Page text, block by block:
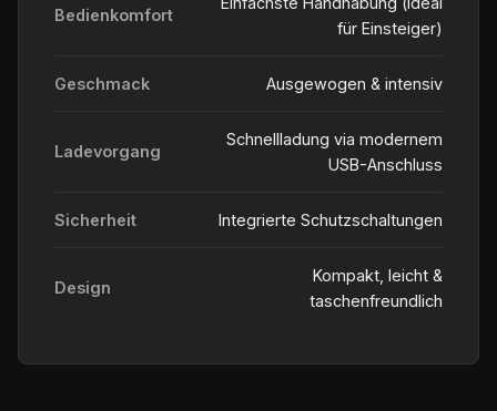
Bedienkomfort
für Einsteiger)
Geschmack Ausgewogen & intensiv
Ladevorgang
Schnellladung via modernem
USB-Anschluss
Sicherheit Integrierte Schutzschaltungen
Design
Kompakt, leicht &
taschenfreundlich